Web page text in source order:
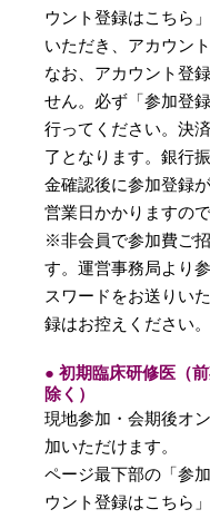
ウント登録はこちら
いただき、アカウン
なお、アカウント登
せん。必ず「参加登
行ってください。決
了となります。銀行
金確認後に参加登録
営業日かかりますの
※非会員で参加費ご
す。運営事務局より
スワードをお送りい
録はお控えください。
● 初期臨床研修医（
除く）
現地参加・会期後オ
加いただけます。
ページ最下部の「参
ウント登録はこちら